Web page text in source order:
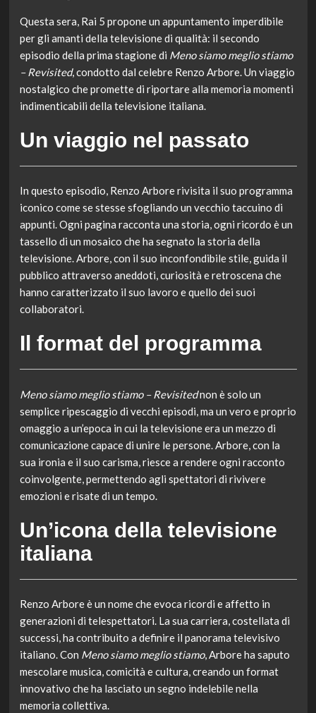
Questa sera, Rai 5 propone un appuntamento imperdibile
per gli amanti della televisione di qualità: il secondo
episodio della prima stagione di Meno siamo meglio stiamo
– Revisited, condotto dal celebre Renzo Arbore. Un viaggio
nostalgico che promette di riportare alla memoria momenti
indimenticabili della televisione italiana.
Un viaggio nel passato
In questo episodio, Renzo Arbore rivisita il suo programma
iconico come se stesse sfogliando un vecchio taccuino di
appunti. Ogni pagina racconta una storia, ogni ricordo è un
tassello di un mosaico che ha segnato la storia della
televisione. Arbore, con il suo inconfondibile stile, guida il
pubblico attraverso aneddoti, curiosità e retroscena che
hanno caratterizzato il suo lavoro e quello dei suoi
collaboratori.
Il format del programma
Meno siamo meglio stiamo – Revisitednon è solo un
semplice ripescaggio di vecchi episodi, ma un vero e proprio
omaggio a un’epoca in cui la televisione era un mezzo di
comunicazione capace di unire le persone. Arbore, con la
sua ironia e il suo carisma, riesce a rendere ogni racconto
coinvolgente, permettendo agli spettatori di rivivere
emozioni e risate di un tempo.
Un’icona della televisione
italiana
Renzo Arbore è un nome che evoca ricordi e affetto in
generazioni di telespettatori. La sua carriera, costellata di
successi, ha contribuito a definire il panorama televisivo
italiano. Con Meno siamo meglio stiamo, Arbore ha saputo
mescolare musica, comicità e cultura, creando un format
innovativo che ha lasciato un segno indelebile nella
memoria collettiva.